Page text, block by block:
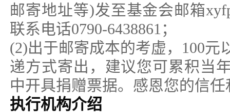
邮寄地址等)发至基金会邮箱
联系电话0790-6438861；
(2)出于邮寄成本的考虚，100元
递方式寄出，建议您可累积当
中开具捐赠票据。感恩您的信
执行机构介绍